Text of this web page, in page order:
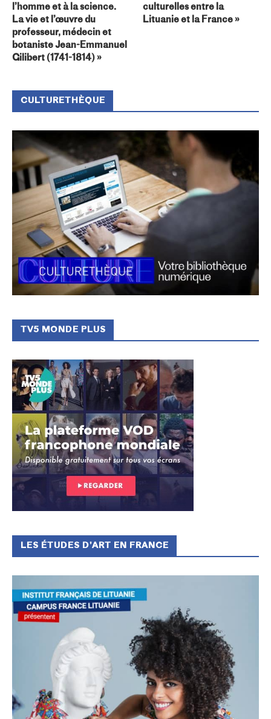
l’homme et à la science.
La vie et l’œuvre du
professeur, médecin et
botaniste Jean-Emmanuel
Gilibert (1741-1814) »
culturelles entre la
Lituanie et la France »
CULTURETHÈQUE
TV5 MONDE PLUS
LES ÉTUDES D’ART EN FRANCE